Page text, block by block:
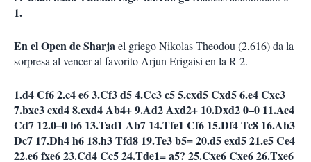
1.
En el Open de Sharjael griego Nikolas Theodou (2,616) da la
sorpresa al vencer al favorito Arjun Erigaisi en la R-2.
1.d4 Cf6 2.c4 e6 3.Cf3 d5 4.Cc3 c5 5.cxd5 Cxd5 6.e4 Cxc3
7.bxc3 cxd4 8.cxd4 Ab4+ 9.Ad2 Axd2+ 10.Dxd2 0–0 11.Ac4
Cd7 12.0–0 b6 13.Tad1 Ab7 14.Tfe1 Cf6 15.Df4 Tc8 16.Ab3
Dc7 17.Dh4 h6 18.h3 Tfd8 19.Te3 b5= 20.d5 exd5 21.e5 Ce4
22.e6 fxe6 23.Cd4 Cc5 24.Tde1= a5? 25.Cxe6 Cxe6 26.Txe6